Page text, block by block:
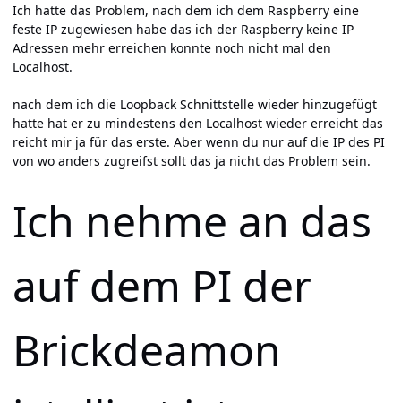
Ich hatte das Problem, nach dem ich dem Raspberry eine
feste IP zugewiesen habe das ich der Raspberry keine IP
Adressen mehr erreichen konnte noch nicht mal den
Localhost.
nach dem ich die Loopback Schnittstelle wieder hinzugefügt
hatte hat er zu mindestens den Localhost wieder erreicht das
reicht mir ja für das erste. Aber wenn du nur auf die IP des PI
von wo anders zugreifst sollt das ja nicht das Problem sein.
Ich nehme an das
auf dem PI der
Brickdeamon